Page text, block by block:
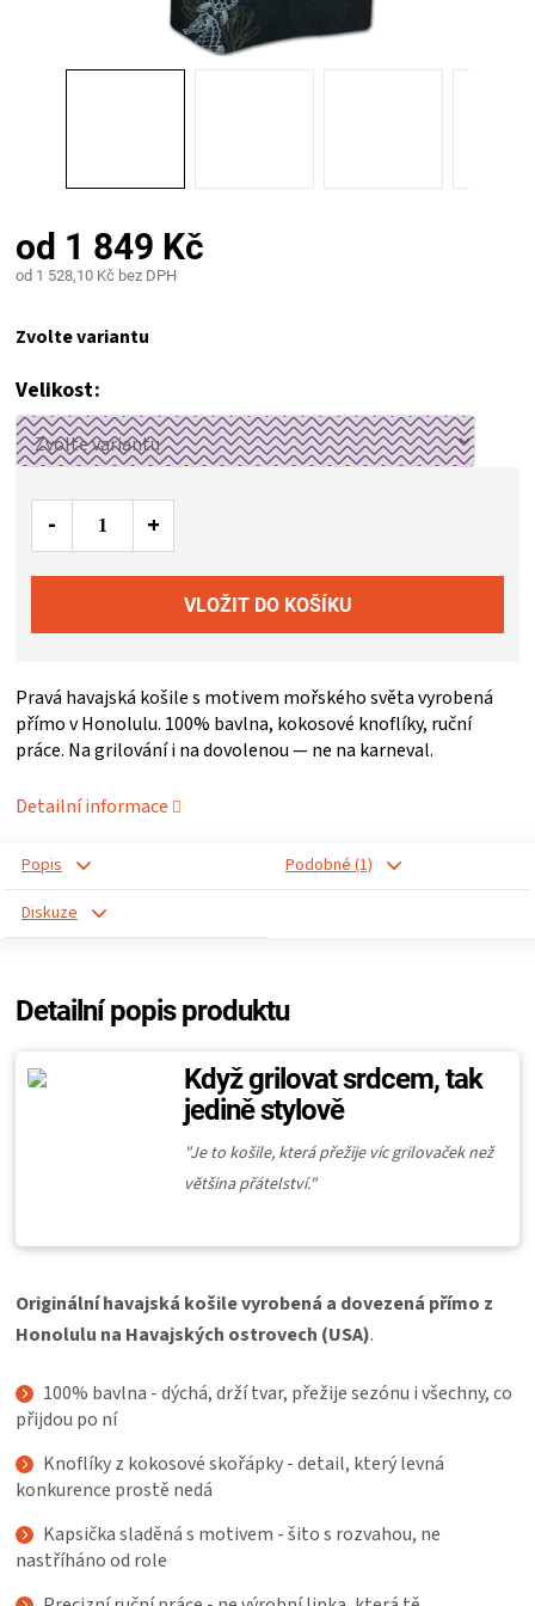
KOŘENÍ
OMÁČKY
NÁDOBÍ
VAKUOVAČKY
LEDNICE
ZRÁNÍ
MASA
VENKOVNÍ
KUCHYNĚ
HAVAJSKÉ
KOŠILE
ZNAČKY
MĚNA
(CZK)
PŘIHLÁŠENÍ
od 1 849 Kč
od 1 528,10 Kč bez DPH
cena:
Zvolte variantu
Velikost
Pravá havajská košile s motivem mořského světa vyrobená
přímo v Honolulu. 100% bavlna, kokosové knoflíky, ruční
práce. Na grilování i na dovolenou — ne na karneval.
Detailní informace
Popis
Podobné (1)
Diskuze
Detailní popis produktu
Když grilovat srdcem, tak
jedině stylově
"Je to košile, která přežije víc grilovaček než
většina přátelství."
Originální havajská košile vyrobená a dovezená přímo z
Honolulu na Havajských ostrovech (USA).
100% bavlna - dýchá, drží tvar, přežije sezónu i všechny, co
přijdou po ní
Knoflíky z kokosové skořápky - detail, který levná
konkurence prostě nedá
Kapsička sladěná s motivem - šito s rozvahou, ne
nastříháno od role